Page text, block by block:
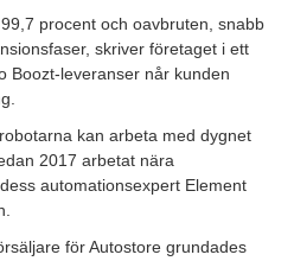
procent och oavbruten, snabb
skriver företaget i ett
Boozt-leveranser når kunden
kan arbeta med dygnet
2017 arbetat nära
automationsexpert Element
för Autostore grundades